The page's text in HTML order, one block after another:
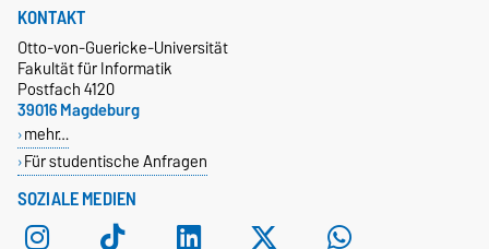
SOZIALE MEDIEN
KONTAKT
Otto-von-Guericke-Universität
Fakultät für Informatik
Postfach 4120
39016 Magdeburg
mehr…
Für studentische Anfragen